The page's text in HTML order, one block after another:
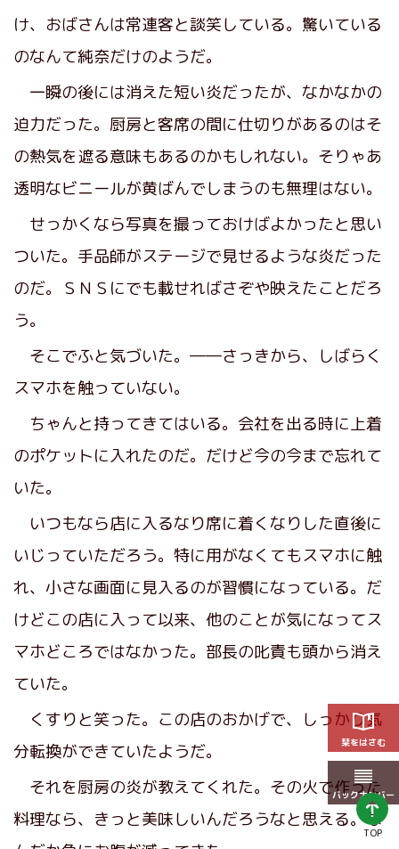
け、おばさんは常連客と談笑している。驚いている
のなんて純奈だけのようだ。
一瞬の後には消えた短い炎だったが、なかなかの
迫力だった。厨房と客席の間に仕切りがあるのはそ
の熱気を遮る意味もあるのかもしれない。そりゃあ
透明なビニールが黄ばんでしまうのも無理はない。
せっかくなら写真を撮っておけばよかったと思い
ついた。手品師がステージで見せるような炎だった
のだ。ＳＮＳにでも載せればさぞや映えたことだろ
う。
そこでふと気づいた。――さっきから、しばらく
スマホを触っていない。
ちゃんと持ってきてはいる。会社を出る時に上着
のポケットに入れたのだ。だけど今の今まで忘れて
いた。
いつもなら店に入るなり席に着くなりした直後に
いじっていただろう。特に用がなくてもスマホに触
れ、小さな画面に見入るのが習慣になっている。だ
けどこの店に入って以来、他のことが気になってス
マホどころではなかった。部長の叱責も頭から消え
ていた。
くすりと笑った。この店のおかげで、しっかり気
分転換ができていたようだ。
それを厨房の炎が教えてくれた。その火で作った
料理なら、きっと美味しいんだろうなと思える。な
栞をはさむ
バックナンバー
TOP